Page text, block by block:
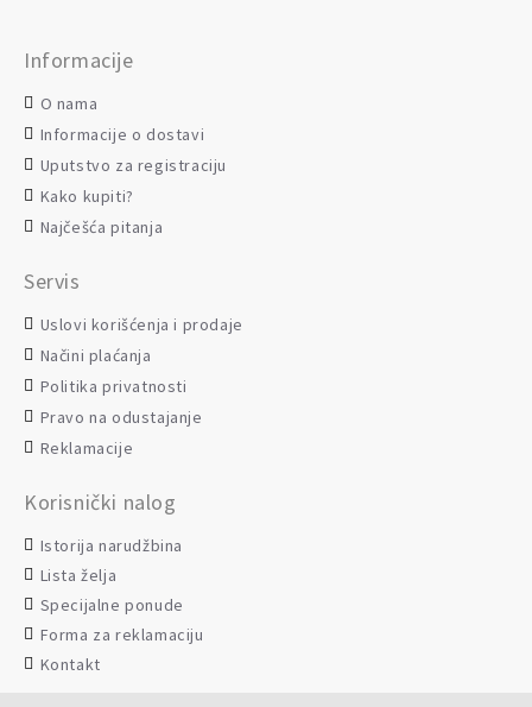
Informacije
O nama
Informacije o dostavi
Uputstvo za registraciju
Kako kupiti?
Najčešća pitanja
Servis
Uslovi korišćenja i prodaje
Načini plaćanja
Politika privatnosti
Pravo na odustajanje
Reklamacije
Korisnički nalog
Istorija narudžbina
Lista želja
Specijalne ponude
Forma za reklamaciju
Kontakt